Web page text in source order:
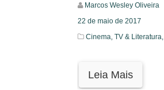
Marcos Wesley Oliveira
22 de maio de 2017
Cinema, TV & Literatura,
Leia Mais